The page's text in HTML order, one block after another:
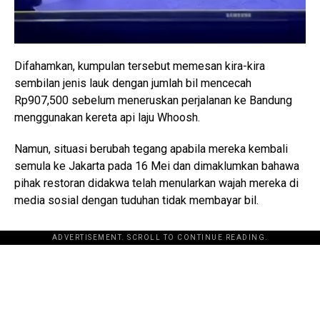
Difahamkan, kumpulan tersebut memesan kira-kira
sembilan jenis lauk dengan jumlah bil mencecah
Rp907,500 sebelum meneruskan perjalanan ke Bandung
menggunakan kereta api laju Whoosh.
Namun, situasi berubah tegang apabila mereka kembali
semula ke Jakarta pada 16 Mei dan dimaklumkan bahawa
pihak restoran didakwa telah menularkan wajah mereka di
media sosial dengan tuduhan tidak membayar bil.
ADVERTISEMENT. SCROLL TO CONTINUE READING.